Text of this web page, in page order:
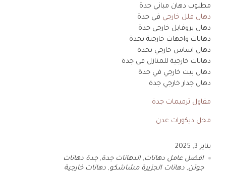
مطلوب دهان مباني جدة
دهان فلل خارجي في جدة
دهان بروفايل خارجي جدة
دهانات واجهات خارجية بجدة
دهان اساس خارجي بجدة
دهانات خارجية للمنازل في جدة
دهان بيت خارجي في جدة
دهان جدار خارجي جدة
مقاول ترميمات جدة
محل ديكورات عدن
يناير 3, 2025
افضل عامل دهانات ,الدهانات جدة,جدة دهانات
جوتن, دهانات الجزيرة مشاشكو, دهانات خارجية